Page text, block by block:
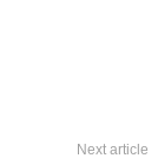
Next article